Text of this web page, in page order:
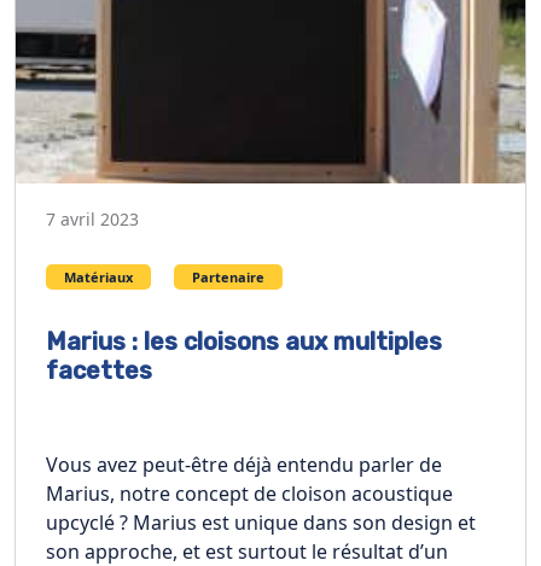
7 avril 2023
Matériaux Partenaire
Marius : les cloisons aux multiples
facettes
Vous avez peut-être déjà entendu parler de
Marius, notre concept de cloison acoustique
upcyclé ? Marius est unique dans son design et
son approche, et est surtout le résultat d’un